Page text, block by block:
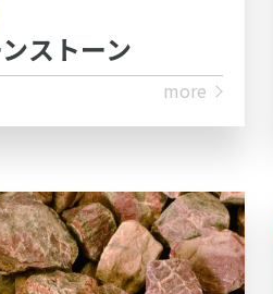
ストーン
more